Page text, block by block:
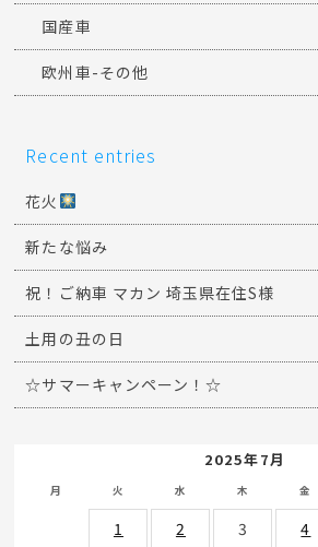
国産車
欧州車-その他
Recent entries
花火
新たな悩み
祝！ご納車 マカン 埼玉県在住S様
土用の丑の日
☆サマーキャンペーン！☆
2025年7月
月 火 水 木 金
1 2 3 4